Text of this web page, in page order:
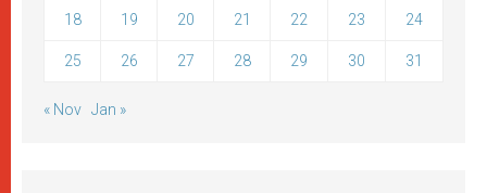
18 19 20 21 22 23 24
25 26 27 28 29 30 31
« Nov Jan »